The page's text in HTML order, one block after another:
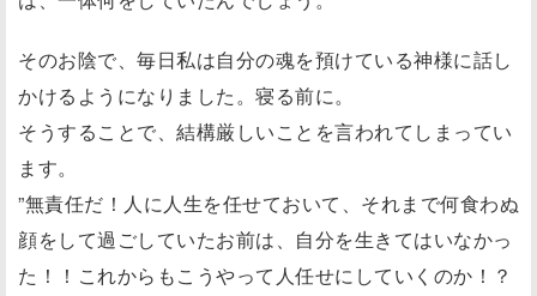
そのお陰で、毎日私は自分の魂を預けている神様に話し
かけるようになりました。寝る前に。
そうすることで、結構厳しいことを言われてしまってい
ます。
”無責任だ！人に人生を任せておいて、それまで何食わぬ
顔をして過ごしていたお前は、自分を生きてはいなかっ
た！！これからもこうやって人任せにしていくのか！？